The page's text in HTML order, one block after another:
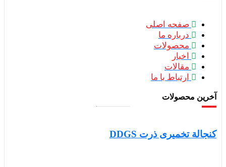
صفحه اصلی
درباره ما
محصولات
اخبار
مقالات
ارتباط با ما
آخرین محصولات
کنجالة تخمیری ذرت DDGS